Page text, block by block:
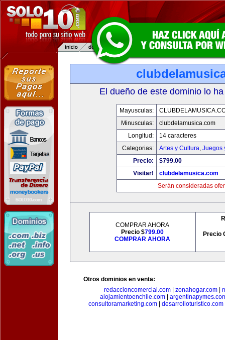
El dueño de este dominio lo
Mayusculas:
Minusculas:
clubdelamusica.com
Longitud:
14 caracteres
Categorias:
Artes y Cultura, Juegos
Precio:
$799.00
Visitar!
clubdelamusica.com
Serán consideradas
COMPRAR AHORA
Precio $799.00
COMPRAR AHORA
Precio
Otros dominios en venta:
redaccioncomercial.com
zonahogar.com
alojamientoenchile.com
consultoramarketing.com
desarrolloturistico.com